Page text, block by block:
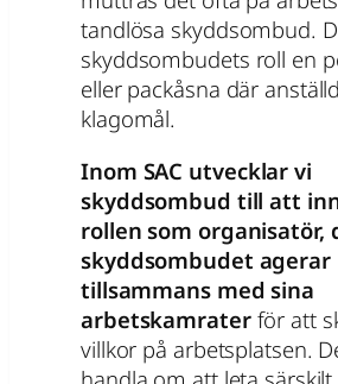
tandlösa skyddsombud.
skyddsombudets roll en
eller packåsna där
klagomål.
Inom SAC utvecklar vi
skyddsombud till att
rollen som organisatör,
skyddsombudet agerar
tillsammans med sina
arbetskamraterför att
villkor på arbetsplatsen.